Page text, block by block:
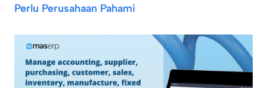
Perlu Perusahaan Pahami